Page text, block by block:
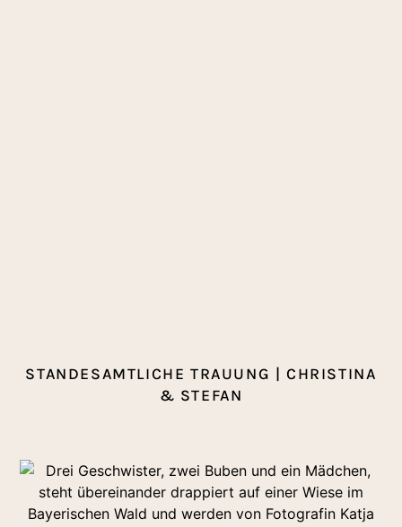
STANDESAMTLICHE TRAUUNG | CHRISTINA
& STEFAN